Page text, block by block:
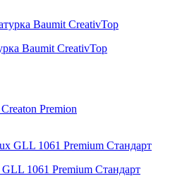
Baumit CreativTop
Premion
1061 Premium Стандарт